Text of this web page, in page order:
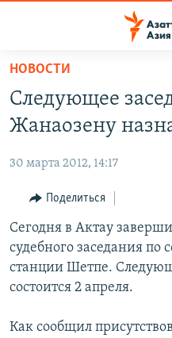
Вернуться
основному
содержанию
навигации
Вернутся
поиску
КАЗАХСТАН
УЗБЕКИСТАН
ТАДЖИКИСТАН
НОВОСТИ
ВОЙНА В УКРАИНЕ
НА ДРУГИХ ЯЗЫКАХ
ҚАЗАҚША
КЫРГЫЗЧА
ЎЗБЕКЧА
ТОҶИКӢ
Все сайты РСЕ/РС
НОВОСТИ
Следующее
Жанаозену
30 марта 2012, 14:17
Поделиться
Сегодня в Актау
судебного заседания
станции Шетпе.
состоится 2 апреля.
Как сообщил